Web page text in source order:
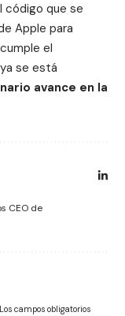
código que se
Apple para
el
se está
avance en la
CEO de
Los campos obligatorios